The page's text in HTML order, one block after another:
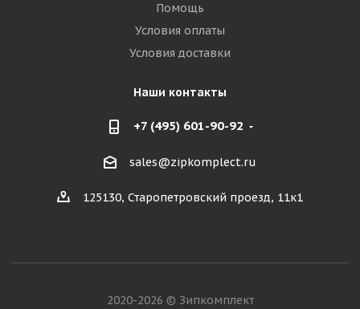
Помощь
Условия оплаты
Условия доставки
Наши контакты
+7 (495) 601-90-92
sales@zipkomplect.ru
125130, Старопетровский проезд, 11к1
2020-2026 © Зипкомплект